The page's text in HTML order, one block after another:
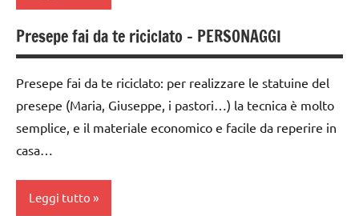
classe
da 0
SCIENTIFICI
4a
settimana
di
FESTE
DELL'ANNO
Natale
presepe
Presepe fai da te riciclato – PERSONAGGI
Presepe fai da te riciclato: per realizzare le statuine del
presepe (Maria, Giuseppe, i pastori…) la tecnica è molto
semplice, e il materiale economico e facile da reperire in
casa…
Leggi tutto